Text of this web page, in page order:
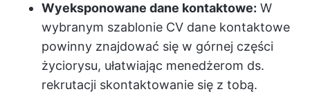
Wyeksponowane dane kontaktowe: W
wybranym szablonie CV dane kontaktowe
powinny znajdować się w górnej części
życiorysu, ułatwiając menedżerom ds.
rekrutacji skontaktowanie się z tobą.